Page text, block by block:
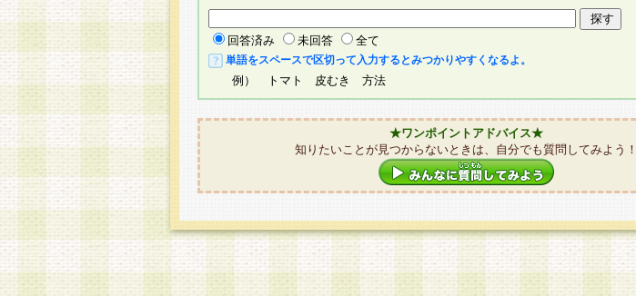
回答済み 未回答 全て
単語をスペースで区切って入力するとみつかりやすくなるよ。
例） トマト 皮むき 方法
★ワンポイントアドバイス★
知りたいことが見つからないときは、自分でも質問してみよう！